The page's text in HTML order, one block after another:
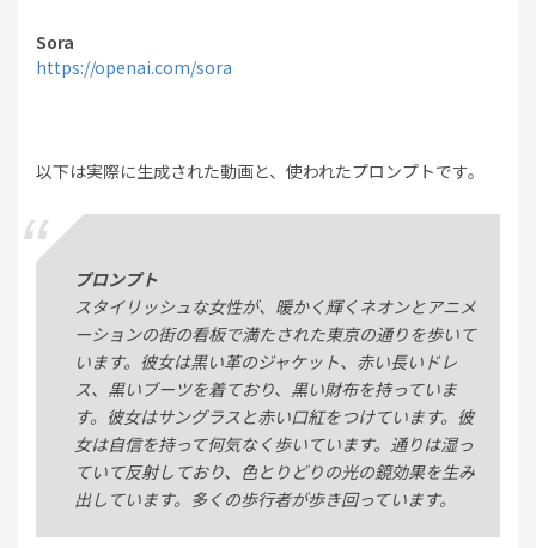
Sora
https://openai.com/sora
以下は実際に生成された動画と、使われたプロンプトです。
プロンプト
スタイリッシュな女性が、暖かく輝くネオンとアニメ
ーションの街の看板で満たされた東京の通りを歩いて
います。彼女は黒い革のジャケット、赤い長いドレ
ス、黒いブーツを着ており、黒い財布を持っていま
す。彼女はサングラスと赤い口紅をつけています。彼
女は自信を持って何気なく歩いています。通りは湿っ
ていて反射しており、色とりどりの光の鏡効果を生み
出しています。多くの歩行者が歩き回っています。